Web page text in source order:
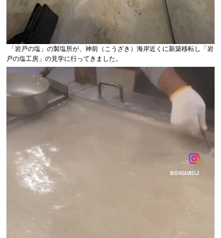
「岩戸の塩」の製塩所が、神前（こうざき）海岸近くに新築移転し「岩
戸の塩工房」の見学に行ってきました。